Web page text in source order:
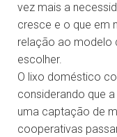
vez mais a
cresce e o que em
relação ao modelo
escolher.
O lixo doméstico
considerando que
uma captação de
cooperativas